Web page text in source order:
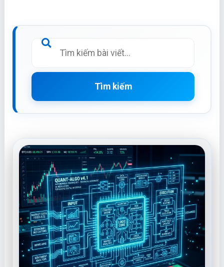
Tìm kiếm